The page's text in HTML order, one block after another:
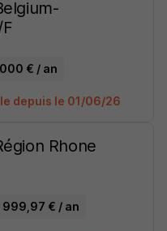
€ / an
depuis le 01/06/26
Rhone
€ / an